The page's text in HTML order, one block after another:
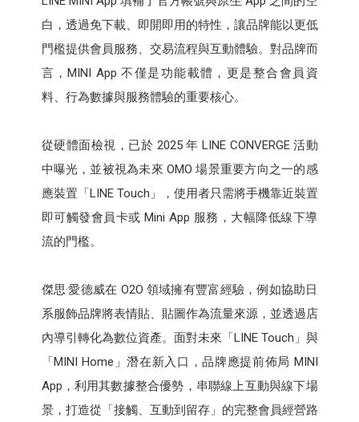
白，透過免下載、即開即用的特性，讓品牌能以更低
門檻提供會員服務、交易流程與互動體驗。對品牌而
言，MINI App 不僅是功能載體，更是整合會員資
料、行為數據與服務體驗的重要核心。
從硬體面檢視，已於 2025 年 LINE CONVERGE 活動
中曝光，並被視為未來 OMO 場景重要方向之一的感
應裝置「LINE Touch」，使用者只需將手機靠近裝置
即可觸發會員卡或 Mini App 服務，大幅降低線下導
流的門檻。
傑思·愛德威在 O2O 領域擁有豐富經驗，例如協助日
系服飾品牌將表情貼、貼圖作為流量來源，並透過店
內導引轉化為數位資產。面對未來「LINE Touch」與
「MINI Home」潛在新入口，品牌應提前佈局 MINI
App，利用其數據整合優勢，串聯線上互動與線下場
景，打造從「接觸、互動到留存」的完整會員經營路